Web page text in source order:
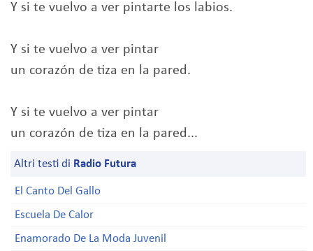
Y si te vuelvo a ver pintarte los labios.
Y si te vuelvo a ver pintar
un corazón de tiza en la pared.
Y si te vuelvo a ver pintar
un corazón de tiza en la pared...
Altri testi di Radio Futura
El Canto Del Gallo
Escuela De Calor
Enamorado De La Moda Juvenil